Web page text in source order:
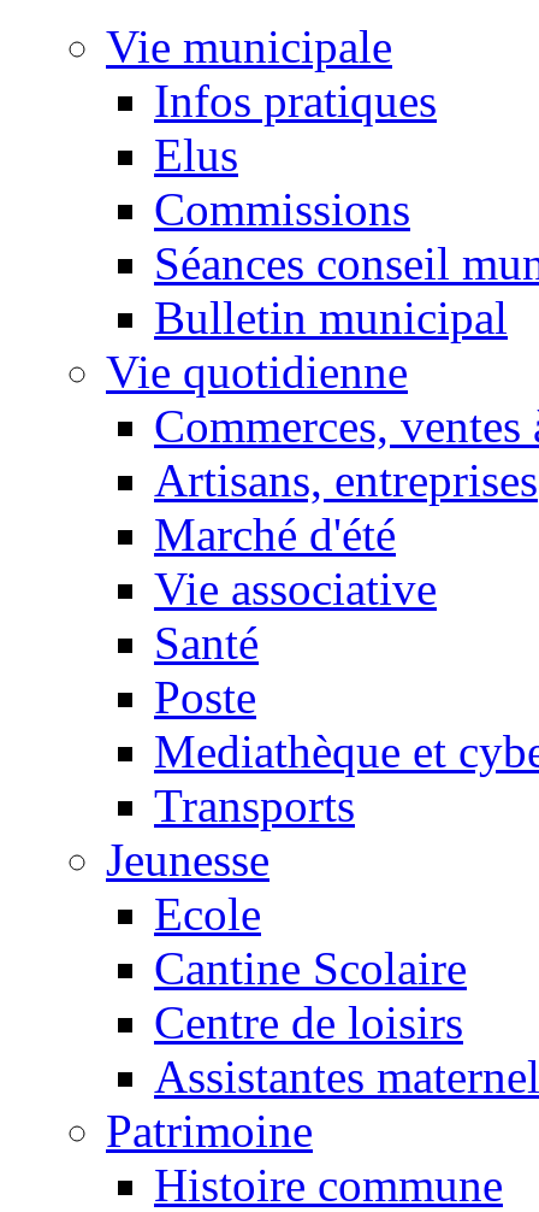
Vie municipale
Infos pratiques
Elus
Commissions
Séances conseil
Bulletin municipal
Vie quotidienne
Commerces, ventes
Artisans, entreprises
Marché d'été
Vie associative
Santé
Poste
Mediathèque et
Transports
Jeunesse
Ecole
Cantine Scolaire
Centre de loisirs
Assistantes
Patrimoine
Histoire commune